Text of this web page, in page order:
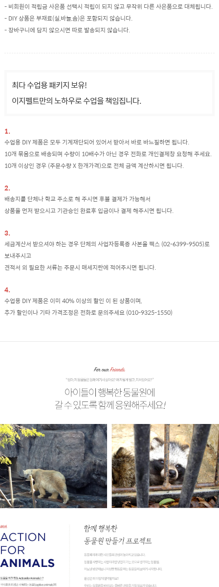
- 비회원이 적립금 사은품 선택시 적립이 되지 않고 무작위 다른 사은품으로 대체됩니다.
- DIY 상품은 부재료(실,바늘,솜)은 포함되지 않습니다.
- 장바구니에 담지 않으시면 따로 발송되지 않습니다.
최다 수업용 패키지 보유!
이지펠트만의 노하우로 수업을 책임집니다.
1.
수업용 DIY 제품은 모두 기계재단되어 있어서 받아서 바로 바느질하면 됩니다.
10개 묶음으로 배송되며 수량이 10배수가 아닌 경우 전화로 개인결제창 요청해 주세요.
10개 이상인 경우 (주문수량 X 한개가격)으로 전체 금액 계산하시면 됩니다.
2.
배송지를 단체나 학교 주소로 해 주시면 후불 결제가 가능해서
상품을 먼저 받으시고 기관승인 완료후 입금이나 결제 해주시면 됩니다.
3.
세금계산서 받으셔야 하는 경우 단체의 사업자등록증 사본을 팩스 (02-6399-9505)로
보내주시고
견적서 외 필요한 서류는 주문시 매세지란에 적어주시면 됩니다.
4.
수업용 DIY 제품은 이미 40% 이상의 할인 이 된 상품이며,
추가 할인이나 기타 가격조정은 전화로 문의주세요 (010-9325-1550)